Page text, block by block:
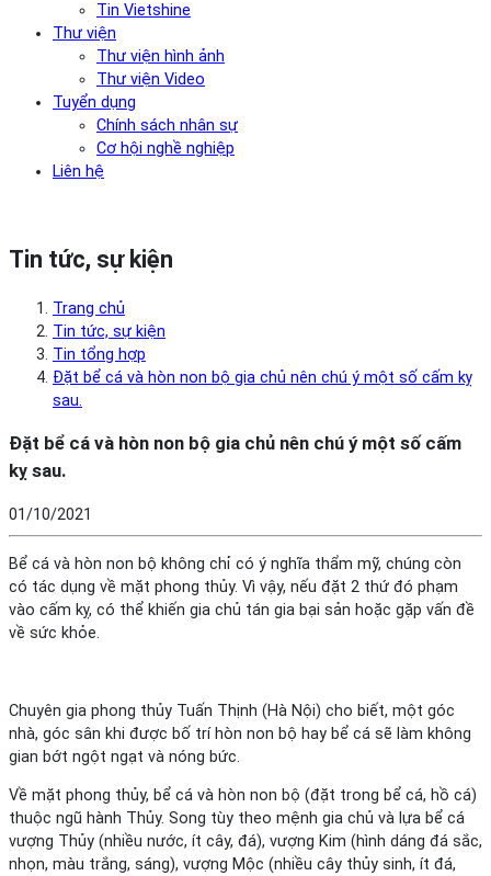
Tin Vietshine
Thư viện
Thư viện hình ảnh
Thư viện Video
Tuyển dụng
Chính sách nhân sự
Cơ hội nghề nghiệp
Liên hệ
Tin tức, sự kiện
Trang chủ
Tin tức, sự kiện
Tin tổng hợp
Đặt bể cá và hòn non bộ gia chủ nên chú ý một số cấm kỵ
sau.
Đặt bể cá và hòn non bộ gia chủ nên chú ý một số cấm
kỵ sau.
01/10/2021
Bể cá và hòn non bộ không chỉ có ý nghĩa thẩm mỹ, chúng còn
có tác dụng về mặt phong thủy. Vì vậy, nếu đặt 2 thứ đó phạm
vào cấm kỵ, có thể khiến gia chủ tán gia bại sản hoặc gặp vấn đề
về sức khỏe.
Chuyên gia phong thủy Tuấn Thịnh (Hà Nội) cho biết, một góc
nhà, góc sân khi được bố trí hòn non bộ hay bể cá sẽ làm không
gian bớt ngột ngạt và nóng bức.
Về mặt phong thủy, bể cá và hòn non bộ (đặt trong bể cá, hồ cá)
thuộc ngũ hành Thủy. Song tùy theo mệnh gia chủ và lựa bể cá
vượng Thủy (nhiều nước, ít cây, đá), vượng Kim (hình dáng đá sắc,
nhọn, màu trắng, sáng), vượng Mộc (nhiều cây thủy sinh, ít đá,